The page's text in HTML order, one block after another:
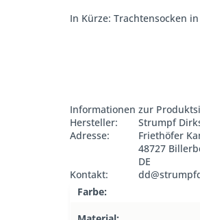
In Kürze: Trachtensocken
Informationen zur
Hersteller:
Strumpf
Adresse:
Friethöfer
48727
DE
Kontakt:
Farbe: